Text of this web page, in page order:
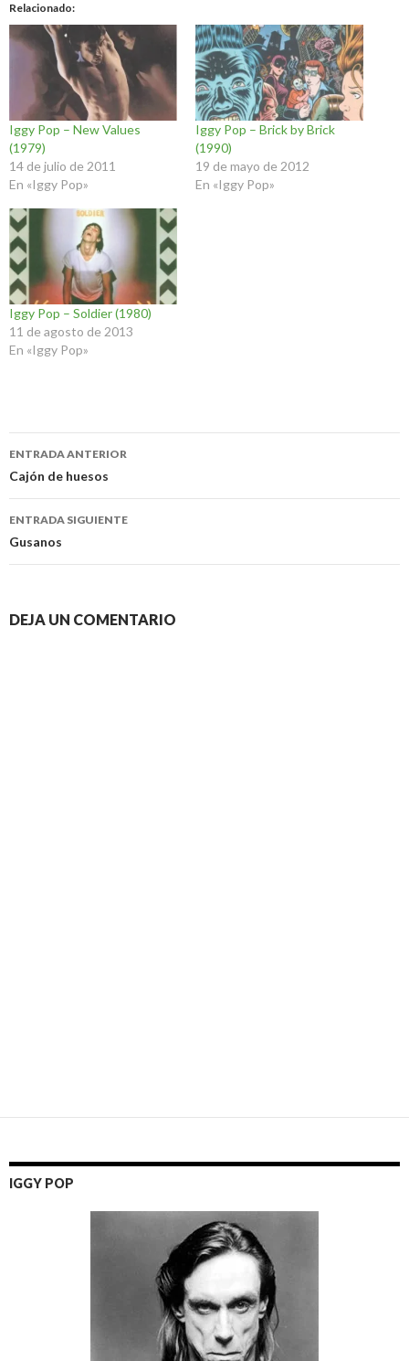
Relacionado
Iggy Pop – New Values
(1979)
14 de julio de 2011
En «Iggy Pop»
Iggy Pop – Brick by Brick
(1990)
19 de mayo de 2012
En «Iggy Pop»
Iggy Pop – Soldier (1980)
11 de agosto de 2013
En «Iggy Pop»
Navegación
de
entradas
ENTRADA ANTERIOR
Cajón de huesos
ENTRADA SIGUIENTE
Gusanos
DEJA UN COMENTARIO
IGGY POP